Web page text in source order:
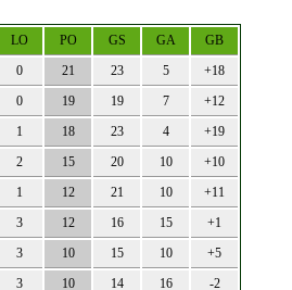
LO PO GS GA
GB
0 21 23 5
+18
0 19 19 7
+12
1 18 23 4
+19
2 15 20 10
+10
1 12 21 10
+11
3 12 16 15
+1
3 10 15 10
+5
3 10 14 16
-2